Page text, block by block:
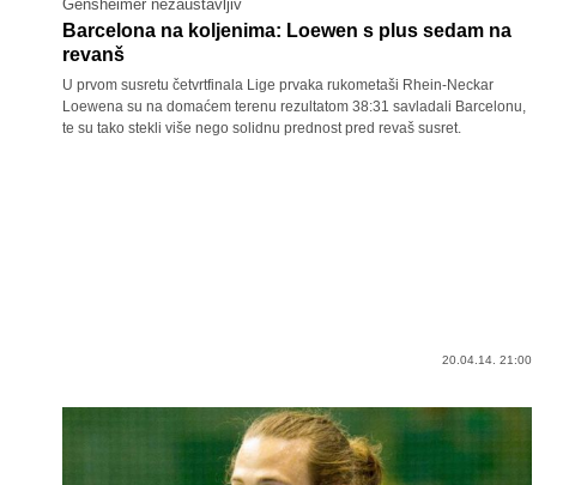
Gensheimer nezaustavljiv
Barcelona na koljenima: Loewen s plus sedam na
revanš
U prvom susretu četvrtfinala Lige prvaka rukometaši Rhein-Neckar
Loewena su na domaćem terenu rezultatom 38:31 savladali Barcelonu,
te su tako stekli više nego solidnu prednost pred revaš susret.
20.04.14. 21:00